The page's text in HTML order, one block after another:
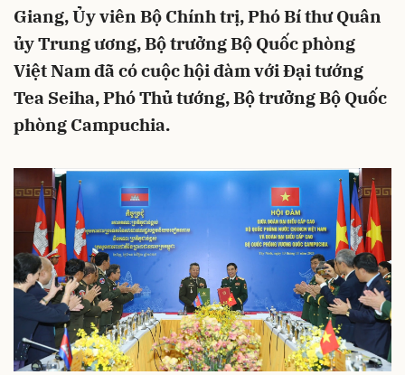
Giang, Ủy viên Bộ Chính trị, Phó Bí thư Quân
ủy Trung ương, Bộ trưởng Bộ Quốc phòng
Việt Nam đã có cuộc hội đàm với Đại tướng
Tea Seiha, Phó Thủ tướng, Bộ trưởng Bộ Quốc
phòng Campuchia.